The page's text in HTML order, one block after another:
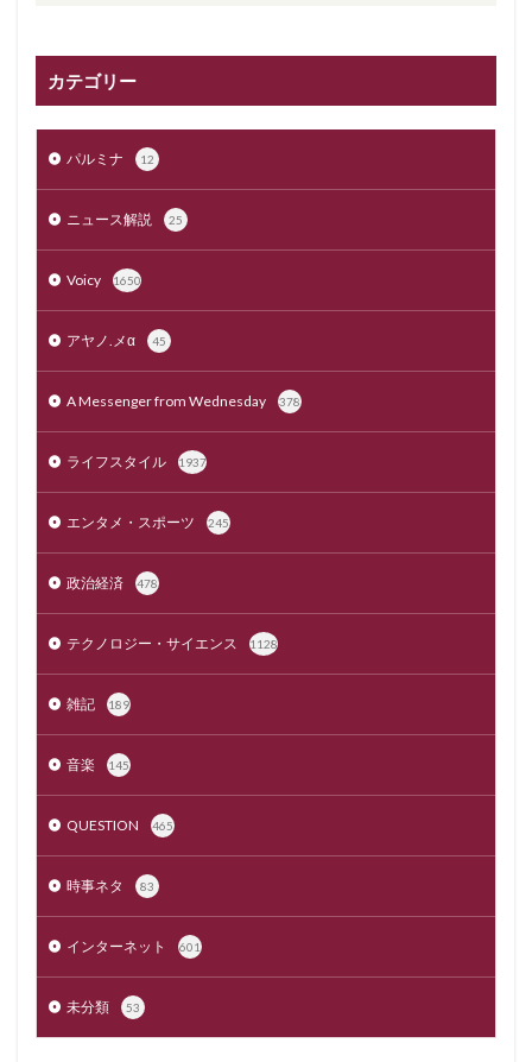
カテゴリー
パルミナ 12
ニュース解説 25
Voicy 1650
アヤノ.メα 45
A Messenger from Wednesday 378
ライフスタイル 1937
エンタメ・スポーツ 245
政治経済 478
テクノロジー・サイエンス 1128
雑記 189
音楽 145
QUESTION 465
時事ネタ 83
インターネット 601
未分類 53